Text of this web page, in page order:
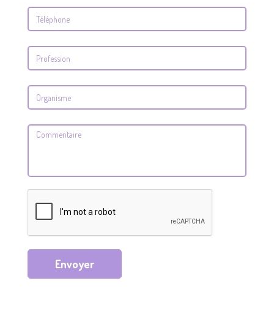
Envoyer